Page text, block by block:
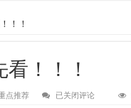
！！
！！！
点推荐
7已关闭评论